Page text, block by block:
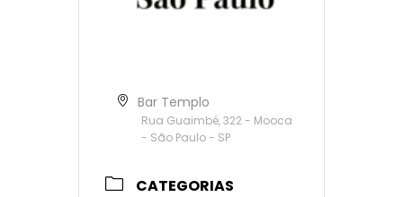
Bar Templo
Rua Guaimbé, 322 - Mooca
- São Paulo - SP
CATEGORIAS